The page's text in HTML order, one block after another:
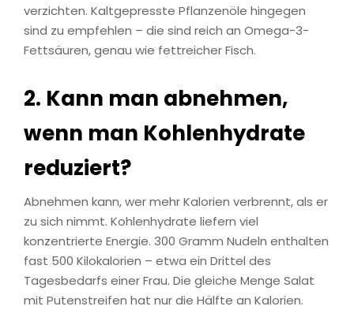
verzichten. Kaltgepresste Pflanzenöle hingegen
sind zu empfehlen – die sind reich an Omega-3-
Fettsäuren, genau wie fettreicher Fisch.
2. Kann man abnehmen,
wenn man Kohlenhydrate
reduziert?
Abnehmen kann, wer mehr Kalorien verbrennt, als er
zu sich nimmt. Kohlenhydrate liefern viel
konzentrierte Energie. 300 Gramm Nudeln enthalten
fast 500 Kilokalorien – etwa ein Drittel des
Tagesbedarfs einer Frau. Die gleiche Menge Salat
mit Putenstreifen hat nur die Hälfte an Kalorien.